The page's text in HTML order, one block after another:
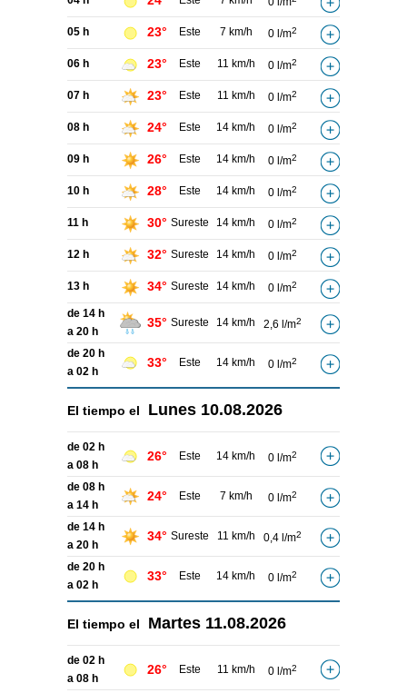
05 h 23° Este 7 km/h 0 l/m2
06 h 23° Este 11 km/h 0 l/m2
07 h 23° Este 11 km/h 0 l/m2
08 h 24° Este 14 km/h 0 l/m2
09 h 26° Este 14 km/h 0 l/m2
10 h 28° Este 14 km/h 0 l/m2
11 h 30° Sureste 14 km/h 0 l/m2
12 h 32° Sureste 14 km/h 0 l/m2
13 h 34° Sureste 14 km/h 0 l/m2
de 14 h
a 20 h
35° Sureste 14 km/h 2,6 l/m2
de 20 h
a 02 h
33° Este 14 km/h 0 l/m2
El tiempo el Lunes 10.08.2026
de 02 h
a 08 h
26° Este 14 km/h 0 l/m2
de 08 h
a 14 h
24° Este 7 km/h 0 l/m2
de 14 h
a 20 h
34° Sureste 11 km/h 0,4 l/m2
de 20 h
a 02 h
33° Este 14 km/h 0 l/m2
El tiempo el Martes 11.08.2026
de 02 h
a 08 h
26° Este 11 km/h 0 l/m2